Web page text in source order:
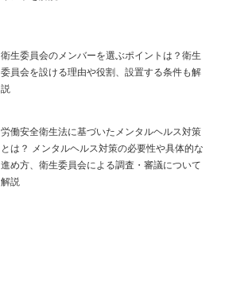
衛生委員会のメンバーを選ぶポイントは？衛生
委員会を設ける理由や役割、設置する条件も解
説
労働安全衛生法に基づいたメンタルヘルス対策
とは？ メンタルヘルス対策の必要性や具体的な
進め方、衛生委員会による調査・審議について
解説